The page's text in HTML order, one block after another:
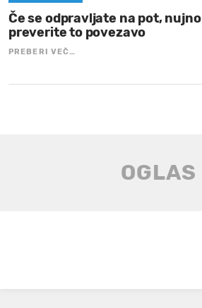
Če se odpravljate na pot, nujno
preverite to povezavo
PREBERI VEČ…